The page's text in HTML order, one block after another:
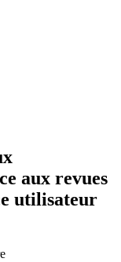
aux revues
utilisateur